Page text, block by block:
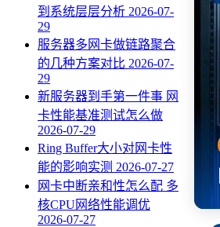
到系统层层分析 2026-07-
29
服务器多网卡做链路聚合
的几种方案对比 2026-07-
29
新服务器到手第一件事 网
卡性能基准测试怎么做
2026-07-29
Ring Buffer大小对网卡性
能的影响实测 2026-07-27
网卡中断亲和性怎么配 多
核CPU网络性能调优
2026-07-27